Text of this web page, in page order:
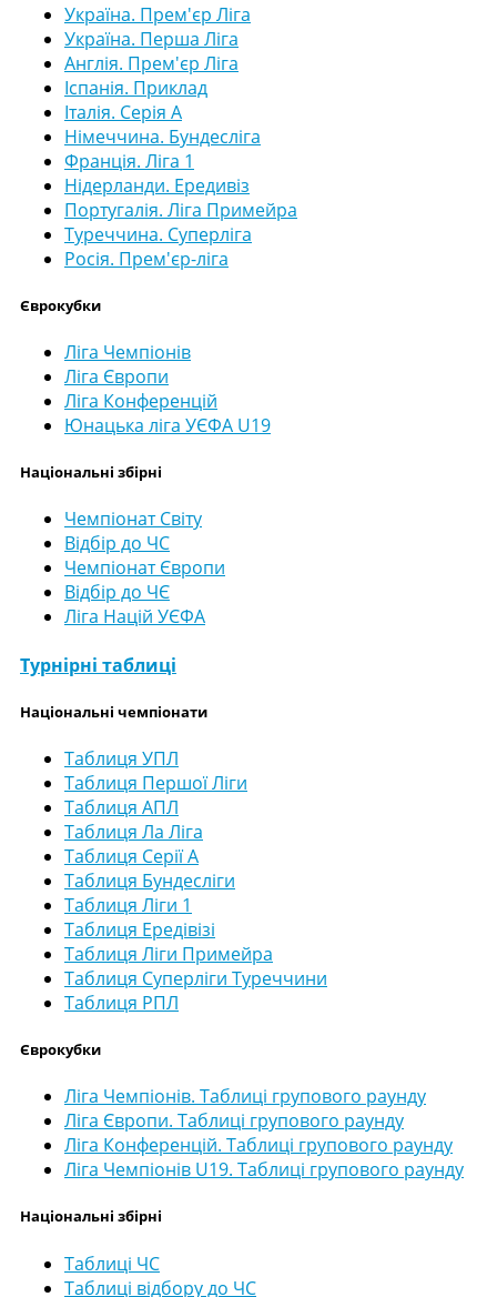
Україна. Прем'єр Ліга
Україна. Перша Ліга
Англія. Прем'єр Ліга
Іспанія. Приклад
Італія. Серія А
Німеччина. Бундесліга
Франція. Ліга 1
Нідерланди. Ередивіз
Португалія. Ліга Примейра
Туреччина. Суперліга
Росія. Прем'єр-ліга
Єврокубки
Ліга Чемпіонів
Ліга Європи
Ліга Конференцій
Юнацька ліга УЄФА U19
Національні збірні
Чемпіонат Світу
Відбір до ЧС
Чемпіонат Європи
Відбір до ЧЄ
Ліга Націй УЄФА
Турнірні таблиці
Національні чемпіонати
Таблиця УПЛ
Таблиця Першої Ліги
Таблиця АПЛ
Таблиця Ла Ліга
Таблиця Серії А
Таблиця Бундесліги
Таблиця Ліги 1
Таблиця Ередівізі
Таблиця Ліги Примейра
Таблиця Суперліги Туреччини
Таблиця РПЛ
Єврокубки
Ліга Чемпіонів. Таблиці групового раунду
Ліга Європи. Таблиці групового раунду
Ліга Конференцій. Таблиці групового раунду
Ліга Чемпіонів U19. Таблиці групового раунду
Національні збірні
Таблиці ЧС
Таблиці відбору до ЧС